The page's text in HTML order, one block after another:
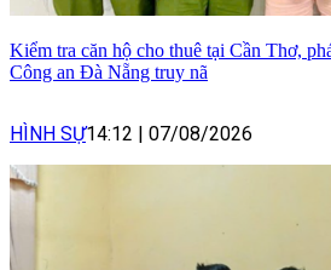
Kiểm tra căn hộ cho thuê tại Cần Thơ,
Công an Đà Nẵng truy nã
HÌNH SỰ14:12 | 07/08/2026